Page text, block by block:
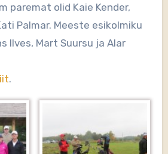
paremat olid Kaie Kender,
Palmar. Meeste esikolmiku
Ilves, Mart Suursu ja Alar
.